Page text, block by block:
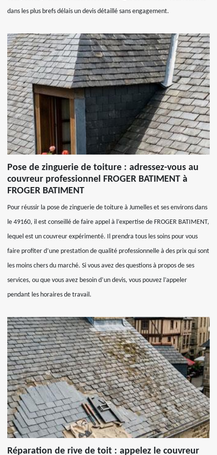
dans les plus brefs délais un devis détaillé sans engagement.
Pose de zinguerie de toiture : adressez-vous au
couvreur professionnel FROGER BATIMENT à
FROGER BATIMENT
Pour réussir la pose de zinguerie de toiture à Jumelles et ses environs dans
le 49160, il est conseillé de faire appel à l’expertise de FROGER BATIMENT,
lequel est un couvreur expérimenté. Il prendra tous les soins pour vous
faire profiter d’une prestation de qualité professionnelle à des prix qui sont
les moins chers du marché. Si vous avez des questions à propos de ses
services, ou que vous avez besoin d’un devis, vous pouvez l’appeler
pendant les horaires de travail.
Réparation de rive de toit : appelez le couvreur